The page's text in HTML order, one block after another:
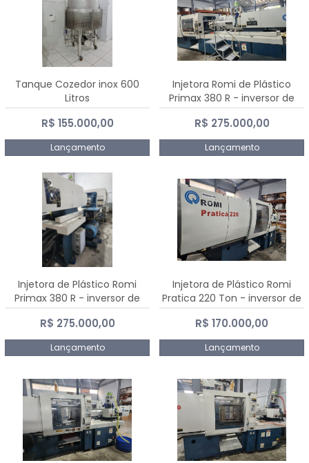
Tanque Cozedor inox 600
Litros
R$ 155.000,00
Lançamento
Injetora Romi de Plástico
Primax 380 R - inversor de
frequência NR 12 - 2008
R$ 275.000,00
Lançamento
Injetora de Plástico Romi
Primax 380 R - inversor de
frequência NR 12
R$ 275.000,00
Lançamento
Injetora de Plástico Romi
Pratica 220 Ton - inversor de
frequência NR 12
R$ 170.000,00
Lançamento